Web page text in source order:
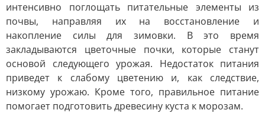
интенсивно поглощать питательные элементы из
почвы, направляя их на восстановление и
накопление силы для зимовки. В это время
закладываются цветочные почки, которые станут
основой следующего урожая. Недостаток питания
приведет к слабому цветению и, как следствие,
низкому урожаю. Кроме того, правильное питание
помогает подготовить древесину куста к морозам.